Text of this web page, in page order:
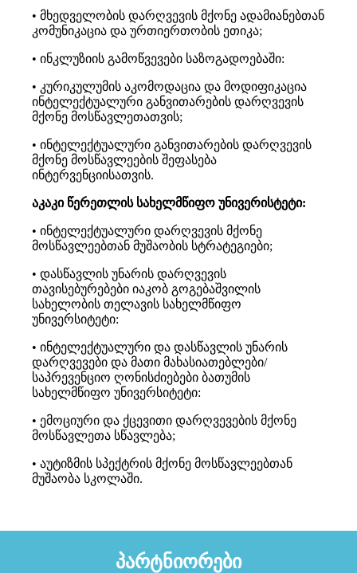
• მხედველობის დარღვევის მქონე ადამიანებთან
კომუნიკაცია და ურთიერთობის ეთიკა;
• ინკლუზიის გამოწვევები საზოგადოებაში:
• კურიკულუმის აკომოდაცია და მოდიფიკაცია
ინტელექტუალური განვითარების დარღვევის
მქონე მოსწავლეთათვის;
• ინტელექტუალური განვითარების დარღვევის
მქონე მოსწავლეების შეფასება
ინტერვენციისათვის.
აკაკი წერეთლის სახელმწიფო უნივერისტეტი:
• ინტელექტუალური დარღვევის მქონე
მოსწავლეებთან მუშაობის სტრატეგიები;
• დასწავლის უნარის დარღვევის
თავისებურებები იაკობ გოგებაშვილის
სახელობის თელავის სახელმწიფო
უნივერსიტეტი:
• ინტელექტუალური და დასწავლის უნარის
დარღვევები და მათი მახასიათებლები/
საპრევენციო ღონისძიებები ბათუმის
სახელმწიფო უნივერსიტეტი:
• ემოციური და ქცევითი დარღვევების მქონე
მოსწავლეთა სწავლება;
• აუტიზმის სპექტრის მქონე მოსწავლეებთან
მუშაობა სკოლაში.
პარტნიორები